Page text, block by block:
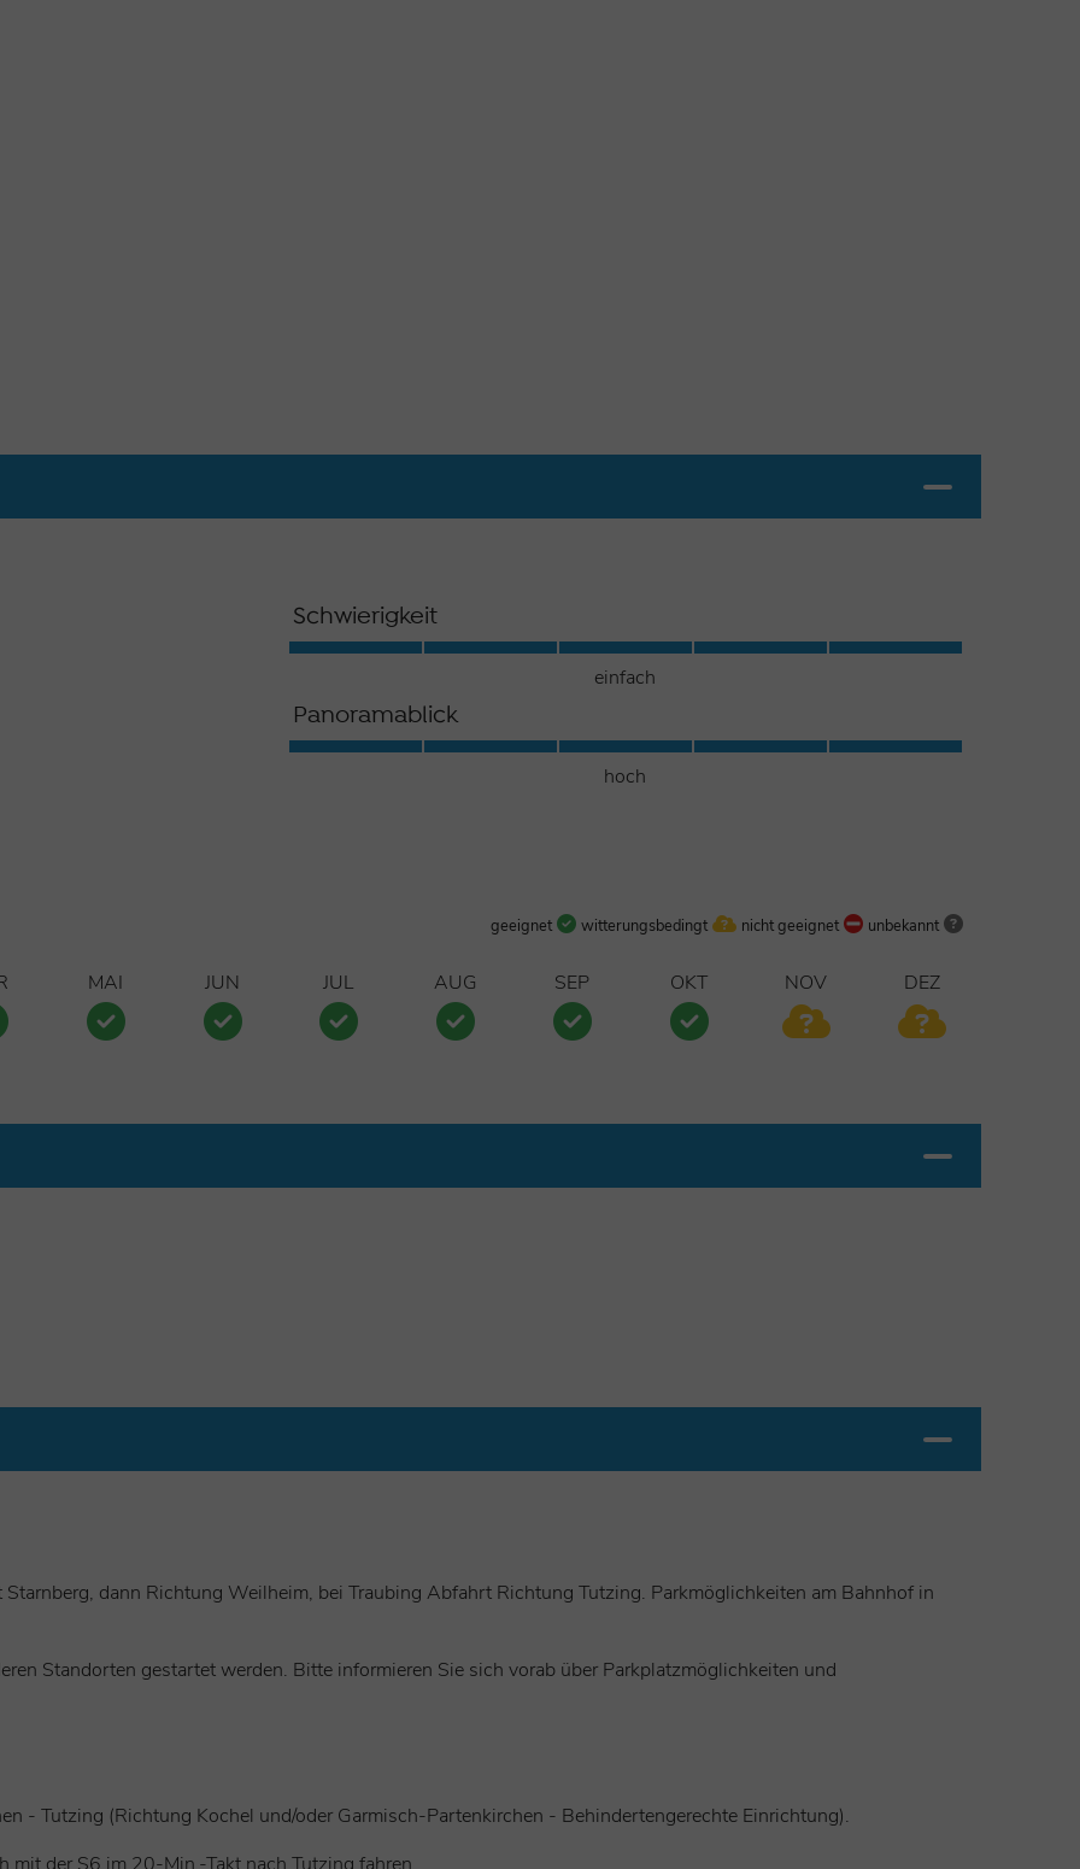
Schwierigkeit
einfach
Panoramablick
hoch
geeignet witterungsbedingt nicht geeignet unbekannt
MAI JUN JUL AUG SEP OKT NOV DEZ
dann Richtung Weilheim, bei Traubing Abfahrt Richtung Tutzing. Parkmöglichkeiten am Bahnhof in
Standorten gestartet werden. Bitte informieren Sie sich vorab über Parkplatzmöglichkeiten und
- Tutzing (Richtung Kochel und/oder Garmisch-Partenkirchen - Behindertengerechte Einrichtung).